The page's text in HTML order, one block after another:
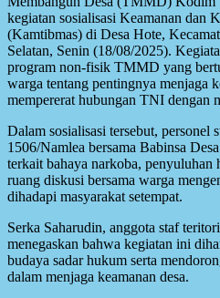
kegiatan sosialisasi Keamanan dan
(Kamtibmas) di Desa Hote,
Selatan, Senin (18/08/2025).
program non-fisik TMMD yang
warga tentang pentingnya menjaga
mempererat hubungan TNI dengan
Dalam sosialisasi tersebut, personel
1506/Namlea bersama Babinsa
terkait bahaya narkoba, penyuluhan
ruang diskusi bersama warga
dihadapi masyarakat setempat.
Serka Saharudin, anggota staf
menegaskan bahwa kegiatan ini
budaya sadar hukum serta
dalam menjaga keamanan desa.